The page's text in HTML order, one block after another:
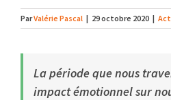
ParValérie Pascal | 29 octobre 2020 |
La période que nous
impact émotionnel sur